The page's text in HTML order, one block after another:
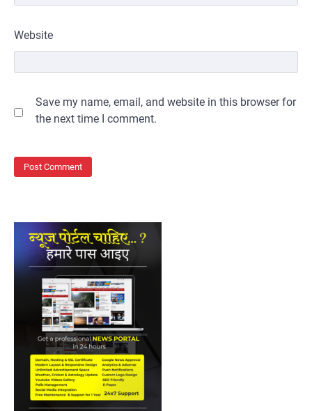
Website
Save my name, email, and website in this browser for
the next time I comment.